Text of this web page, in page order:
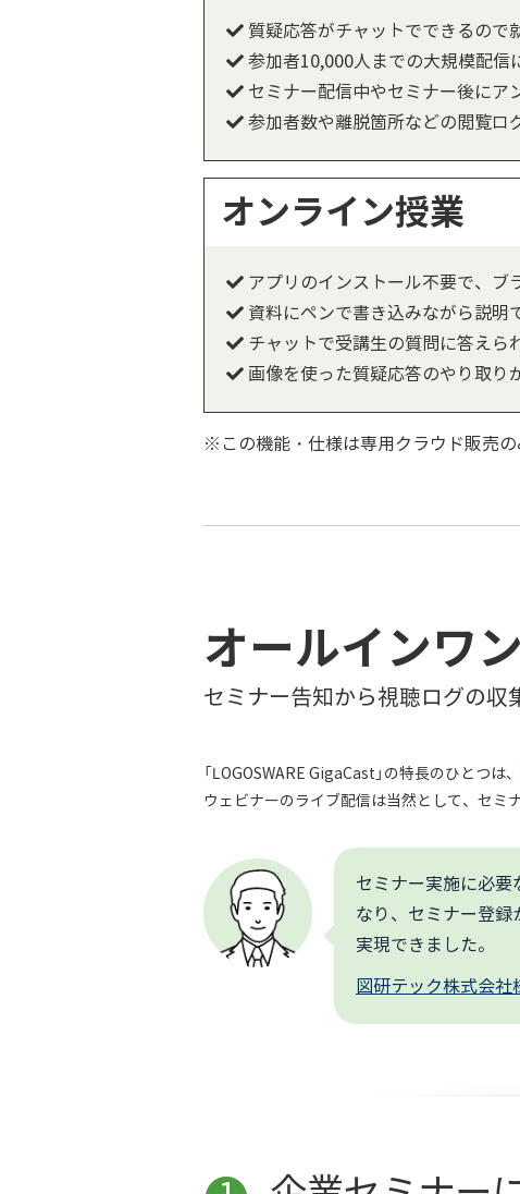
質疑応答がチャットでできるので
参加者10,000人までの大規模配信
セミナー配信中やセミナー後にア
参加者数や離脱箇所などの閲覧ロ
オンライン授業
アプリのインストール不要で、ブ
資料にペンで書き込みながら説明
チャットで受講生の質問に答えら
画像を使った質疑応答のやり取
※この機能・仕様は専用クラウド販売の
オールインワ
セミナー告知から視聴ログの収
「LOGOSWARE GigaCast」の特長のひとつは、
ウェビナーのライブ配信は当然として、セミ
セミナー実施に必
なり、セミナー登録
実現できました。
図研テック株式会社